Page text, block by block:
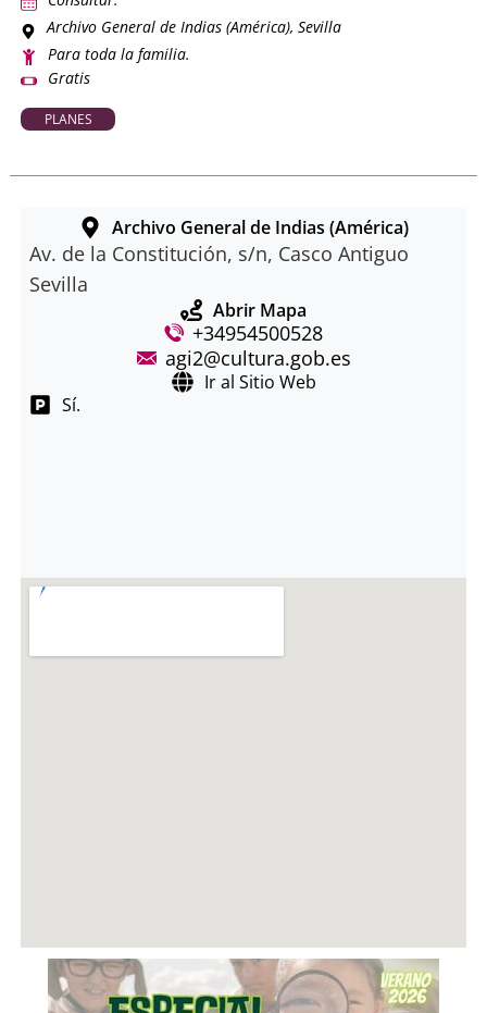
Archivo General de Indias (América), Sevilla
Para toda la familia.
Gratis
PLANES
Archivo General de Indias (América)
Av. de la Constitución, s/n, Casco Antiguo
Sevilla
Abrir Mapa
+34954500528
agi2@cultura.gob.es
Ir al Sitio Web
Sí.